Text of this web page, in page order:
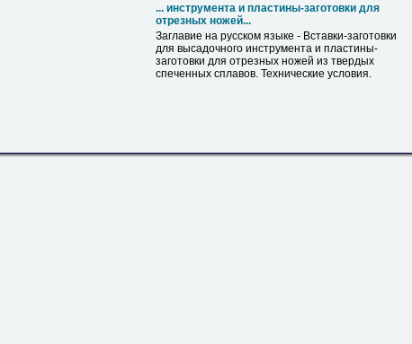
... инструмента и пластины-заготовки для
отрезных ножей...
Заглавие на русском языке - Вставки-заготовки
для высадочного инструмента и пластины-
заготовки для отрезных ножей из твердых
спеченных сплавов. Технические условия.